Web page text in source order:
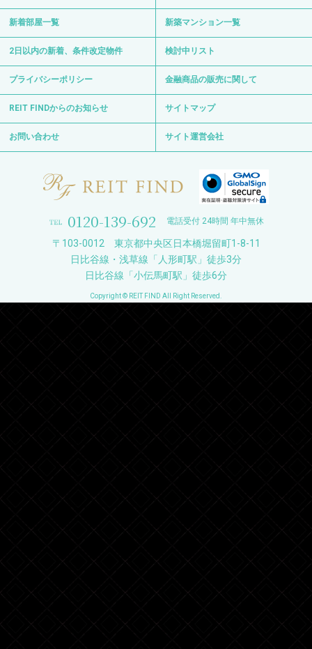
新着部屋一覧 新築マンション一覧
2日以内の新着、条件改定物件 検討中リスト
プライバシーポリシー 金融商品の販売に関して
REIT FINDからのお知らせ サイトマップ
お問い合わせ サイト運営会社
0120-139-692 電話受付 24時間 年中無休
〒103-0012 東京都中央区日本橋堀留町1-8-11
日比谷線・浅草線「人形町駅」徒歩3分
日比谷線「小伝馬町駅」徒歩6分
Copyright © REIT FIND All Right Reserved.